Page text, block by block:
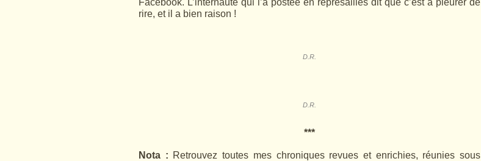
Facebook. L’internaute qui l’a postée en représailles dit que c’est à pleurer de
rire, et il a bien raison !
D.R.
D.R.
***
Nota : Retrouvez toutes mes chroniques revues et enrichies, réunies sous